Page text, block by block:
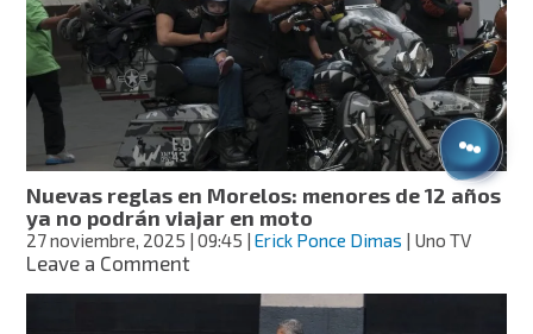
moverse
en
moto?
La
movilidad
que
cambia
a
México
Nuevas reglas en Morelos: menores de 12 años
ya no podrán viajar en moto
27 noviembre, 2025 | 09:45 |Erick Ponce Dimas | Uno TV
Leave a Commenton